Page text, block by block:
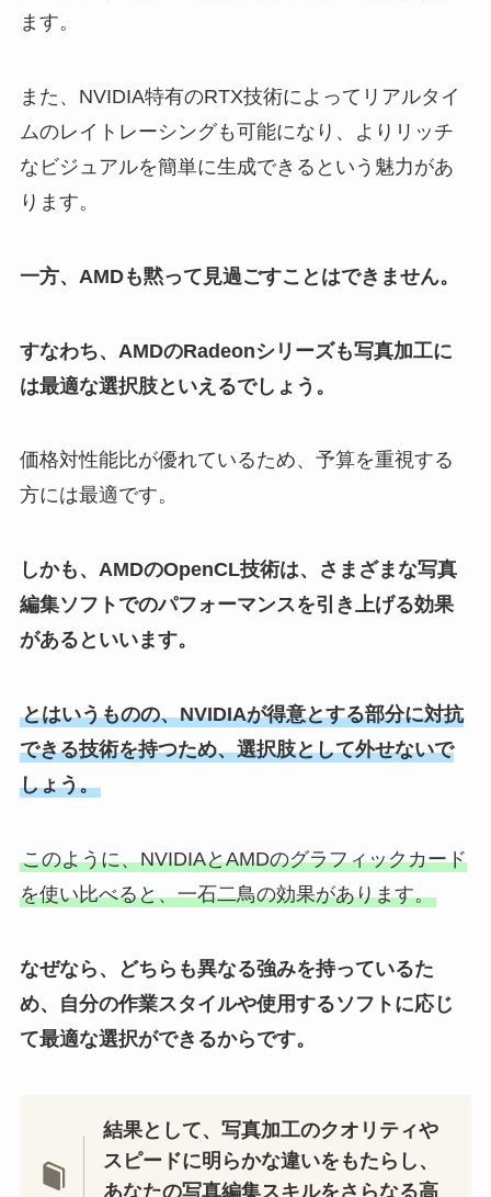
ます。
また、NVIDIA特有のRTX技術によってリアルタイ
ムのレイトレーシングも可能になり、よりリッチ
なビジュアルを簡単に生成できるという魅力があ
ります。
一方、AMDも黙って見過ごすことはできません。
すなわち、AMDのRadeonシリーズも写真加工に
は最適な選択肢といえるでしょう。
価格対性能比が優れているため、予算を重視する
方には最適です。
しかも、AMDのOpenCL技術は、さまざまな写真
編集ソフトでのパフォーマンスを引き上げる効果
があるといいます。
とはいうものの、NVIDIAが得意とする部分に対抗
できる技術を持つため、選択肢として外せないで
しょう。
このように、NVIDIAとAMDのグラフィックカード
を使い比べると、一石二鳥の効果があります。
なぜなら、どちらも異なる強みを持っているた
め、自分の作業スタイルや使用するソフトに応じ
て最適な選択ができるからです。
結果として、写真加工のクオリティや
スピードに明らかな違いをもたらし、
あなたの写真編集スキルをさらなる高